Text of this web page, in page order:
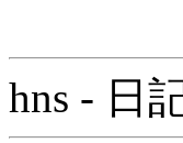
hns - 日